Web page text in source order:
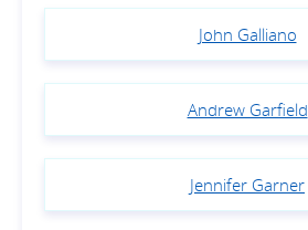
John Galliano
Andrew Garfield
Jennifer Garner